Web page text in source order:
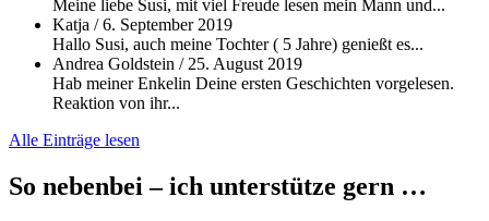
Meine liebe Susi, mit viel Freude lesen mein Mann und...
Katja /6. September 2019
Hallo Susi, auch meine Tochter ( 5 Jahre) genießt es...
Andrea Goldstein / 25. August 2019
Hab meiner Enkelin Deine ersten Geschichten vorgelesen.
Reaktion von ihr...
Alle Einträge lesen
So nebenbei – ich unterstütze gern …